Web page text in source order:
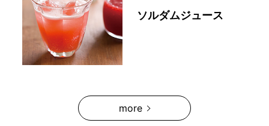
ソルダムジュース
more